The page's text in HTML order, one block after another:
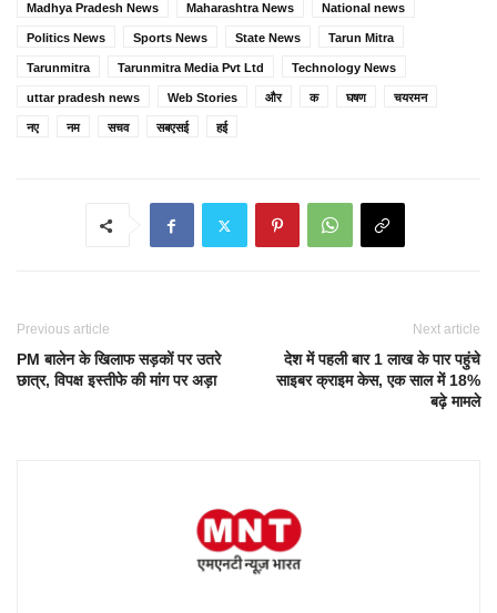
Madhya Pradesh News Maharashtra News National news
Politics News Sports News State News Tarun Mitra
Tarunmitra Tarunmitra Media Pvt Ltd Technology News
uttar pradesh news Web Stories और क घषण चयरमन
नए नम सचव सबएसई हई
Previous article
PM बालेन के खिलाफ सड़कों पर उतरे
छात्र, विपक्ष इस्तीफे की मांग पर अड़ा
Next article
देश में पहली बार 1 लाख के पार पहुंचे
साइबर क्राइम केस, एक साल में 18%
बढ़े मामले